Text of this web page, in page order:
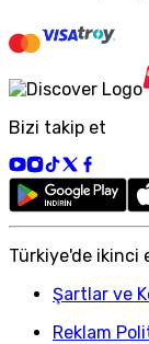
Bizi takip et
Türkiye'de ikinci
Şartlar ve
Reklam